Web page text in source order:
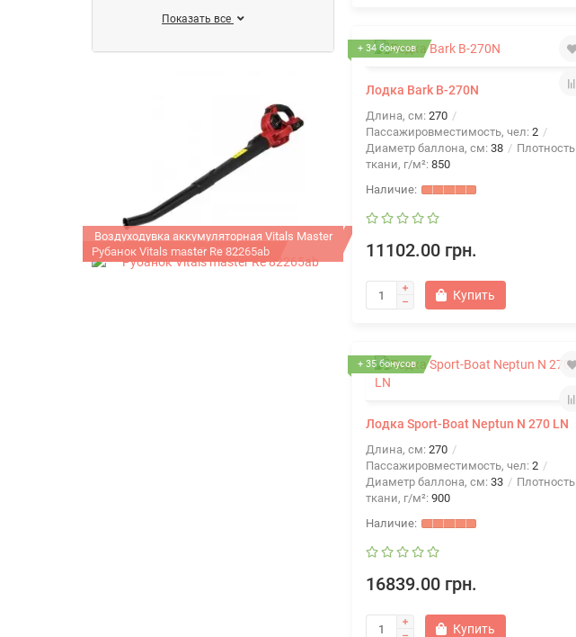
Показать все
Воздуходувка аккумуляторная Vitals Master
ALP 1817p
Рубанок Vitals master Re 82265ab
+ 34 бонусов
Лодка Bark В-270N
Длина, см: 270
Пассажировместимость, чел: 2
Диаметр баллона, см: 38
Плотность
ткани, г/м²: 850
11102.00 грн.
Купить
+ 35 бонусов
Лодка Sport-Boat Neptun N 270 LN
Длина, см: 270
Пассажировместимость, чел: 2
Диаметр баллона, см: 33
Плотность
ткани, г/м²: 900
16839.00 грн.
Купить